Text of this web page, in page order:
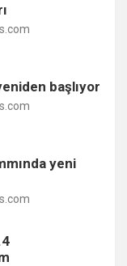
başlıyor
yeni